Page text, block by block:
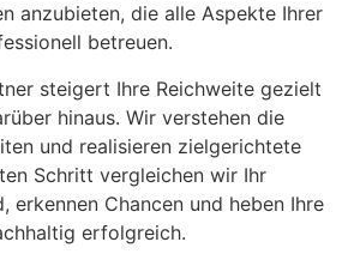
anzubieten, die alle Aspekte Ihrer
betreuen.
steigert Ihre Reichweite gezielt
hinaus. Wir verstehen die
und realisieren zielgerichtete
Schritt vergleichen wir Ihr
erkennen Chancen und heben Ihre
erfolgreich.